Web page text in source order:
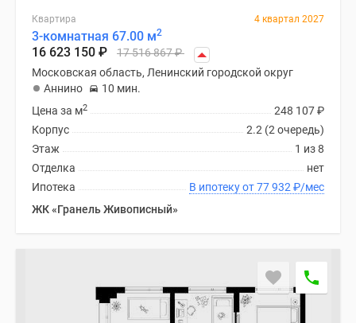
Квартира 4 квартал 2027
3-комнатная 67.00 м2
16 623 150 ₽ 17 516 867₽
Московская область, Ленинский городской округ
Аннино
10 мин.
248 107₽
Цена за м2
2.2 (2 очередь)
Корпус
1 из 8
Этаж
нет
Отделка
В ипотеку от 77 932 ₽/мес
Ипотека
ЖК «Гранель Живописный»